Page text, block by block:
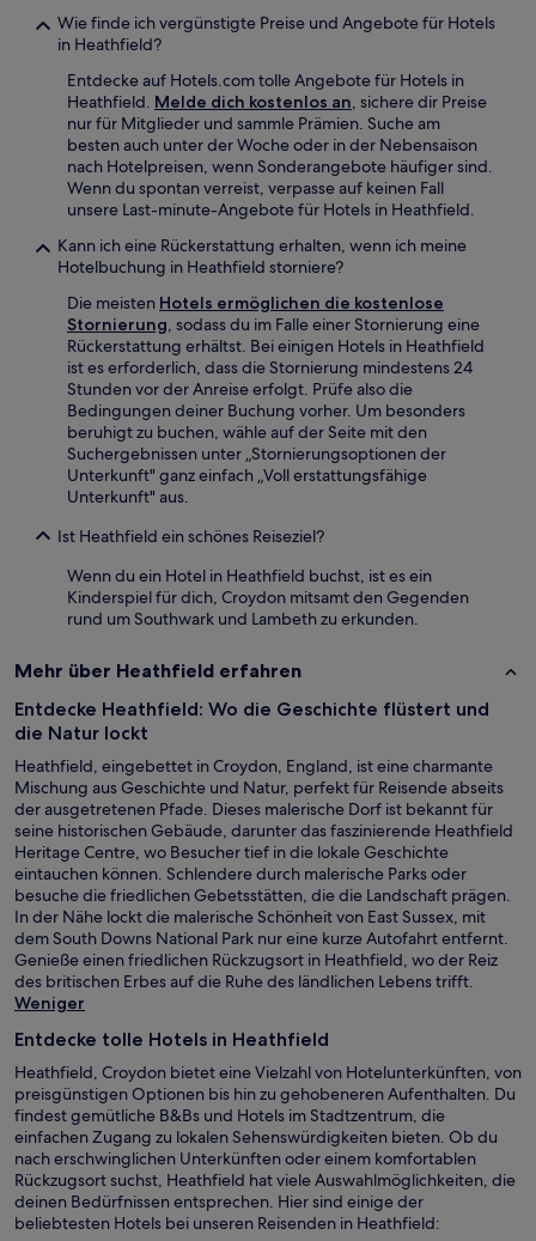
Wie finde ich vergünstigte Preise und Angebote für Hotels
in Heathfield?
Entdecke auf Hotels.com tolle Angebote für Hotels in
Heathfield. Melde dich kostenlos an, sichere dir Preise
nur für Mitglieder und sammle Prämien. Suche am
besten auch unter der Woche oder in der Nebensaison
nach Hotelpreisen, wenn Sonderangebote häufiger sind.
Wenn du spontan verreist, verpasse auf keinen Fall
unsere Last-minute-Angebote für Hotels in Heathfield.
Kann ich eine Rückerstattung erhalten, wenn ich meine
Hotelbuchung in Heathfield storniere?
Die meisten Hotels ermöglichen die kostenlose
Stornierung, sodass du im Falle einer Stornierung eine
Rückerstattung erhältst. Bei einigen Hotels in Heathfield
ist es erforderlich, dass die Stornierung mindestens 24
Stunden vor der Anreise erfolgt. Prüfe also die
Bedingungen deiner Buchung vorher. Um besonders
beruhigt zu buchen, wähle auf der Seite mit den
Suchergebnissen unter „Stornierungsoptionen der
Unterkunft" ganz einfach „Voll erstattungsfähige
Unterkunft" aus.
Ist Heathfield ein schönes Reiseziel?
Wenn du ein Hotel in Heathfield buchst, ist es ein
Kinderspiel für dich, Croydon mitsamt den Gegenden
rund um Southwark und Lambeth zu erkunden.
Mehr über Heathfield erfahren
Entdecke Heathfield: Wo die Geschichte flüstert und
die Natur lockt
Heathfield, eingebettet in Croydon, England, ist eine charmante
Mischung aus Geschichte und Natur, perfekt für Reisende abseits
der ausgetretenen Pfade. Dieses malerische Dorf ist bekannt für
seine historischen Gebäude, darunter das faszinierende Heathfield
Heritage Centre, wo Besucher tief in die lokale Geschichte
eintauchen können. Schlendere durch malerische Parks oder
besuche die friedlichen Gebetsstätten, die die Landschaft prägen.
In der Nähe lockt die malerische Schönheit von East Sussex, mit
dem South Downs National Park nur eine kurze Autofahrt entfernt.
Genieße einen friedlichen Rückzugsort in Heathfield, wo der Reiz
des britischen Erbes auf die Ruhe des ländlichen Lebens trifft.
Weniger
Entdecke tolle Hotels in Heathfield
Heathfield, Croydon bietet eine Vielzahl von Hotelunterkünften, von
preisgünstigen Optionen bis hin zu gehobeneren Aufenthalten. Du
findest gemütliche B&Bs und Hotels im Stadtzentrum, die
einfachen Zugang zu lokalen Sehenswürdigkeiten bieten. Ob du
nach erschwinglichen Unterkünften oder einem komfortablen
Rückzugsort suchst, Heathfield hat viele Auswahlmöglichkeiten, die
deinen Bedürfnissen entsprechen. Hier sind einige der
beliebtesten Hotels bei unseren Reisenden in Heathfield: